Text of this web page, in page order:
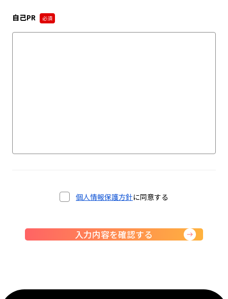
自己PR 必須
個人情報保護方針に同意する
入力内容を確認する